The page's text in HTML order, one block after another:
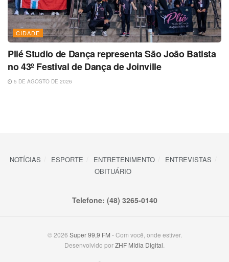
CIDADE
Plié Studio de Dança representa São João Batista
no 43º Festival de Dança de Joinville
5 DE AGOSTO DE 2026
NOTÍCIAS ESPORTE ENTRETENIMENTO
ENTREVISTAS
OBITUÁRIO
Telefone: (48) 3265-0140
© 2026 Super 99,9 FM - Com você, onde estiver.
Desenvolvido porZHF Mídia Digital